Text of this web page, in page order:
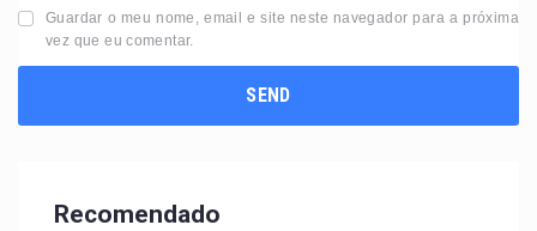
Guardar o meu nome, email e site neste navegador para a próxima
vez que eu comentar.
Recomendado